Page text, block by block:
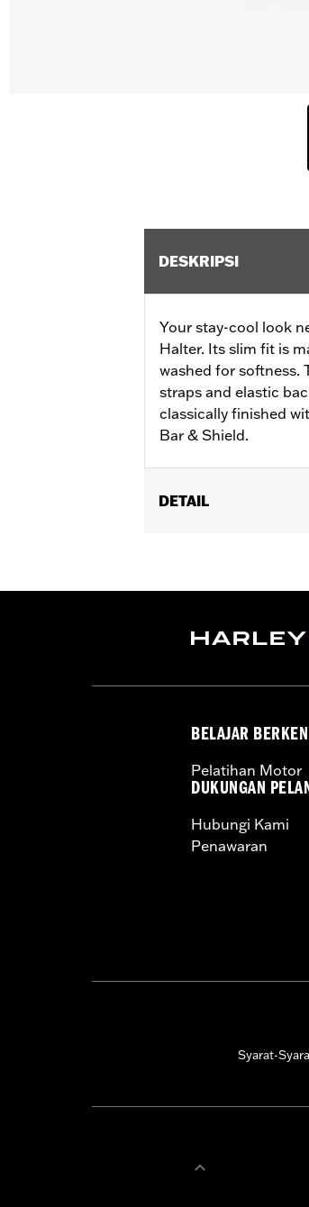
DESKRIPSI
Your stay-cool look
Halter. Its slim fit is
washed for softness.
straps and elastic
classically finished
Bar & Shield.
DETAIL
Origin:Imported
BELAJAR
Pelatihan Motor
DUKUNGAN
Hubungi Kami
Penawaran
Syarat-